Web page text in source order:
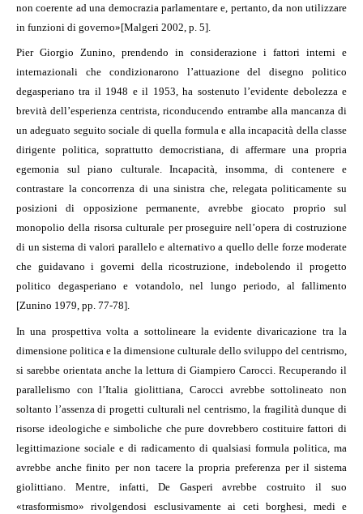
non coerente ad una democrazia parlamentare e, pertanto, da non utilizzare
in funzioni di governo»[Malgeri 2002, p. 5].
Pier Giorgio Zunino, prendendo in considerazione i fattori interni e
internazionali che condizionarono l’attuazione del disegno politico
degasperiano tra il 1948 e il 1953, ha sostenuto l’evidente debolezza e
brevità dell’esperienza centrista, riconducendo entrambe alla mancanza di
un adeguato seguito sociale di quella formula e alla incapacità della classe
dirigente politica, soprattutto democristiana, di affermare una propria
egemonia sul piano culturale. Incapacità, insomma, di contenere e
contrastare la concorrenza di una sinistra che, relegata politicamente su
posizioni di opposizione permanente, avrebbe giocato proprio sul
monopolio della risorsa culturale per proseguire nell’opera di costruzione
di un sistema di valori parallelo e alternativo a quello delle forze moderate
che guidavano i governi della ricostruzione, indebolendo il progetto
politico degasperiano e votandolo, nel lungo periodo, al fallimento
[Zunino 1979, pp. 77-78].
In una prospettiva volta a sottolineare la evidente divaricazione tra la
dimensione politica e la dimensione culturale dello sviluppo del centrismo,
si sarebbe orientata anche la lettura di Giampiero Carocci. Recuperando il
parallelismo con l’Italia giolittiana, Carocci avrebbe sottolineato non
soltanto l’assenza di progetti culturali nel centrismo, la fragilità dunque di
risorse ideologiche e simboliche che pure dovrebbero costituire fattori di
legittimazione sociale e di radicamento di qualsiasi formula politica, ma
avrebbe anche finito per non tacere la propria preferenza per il sistema
giolittiano. Mentre, infatti, De Gasperi avrebbe costruito il suo
«trasformismo» rivolgendosi esclusivamente ai ceti borghesi, medi e